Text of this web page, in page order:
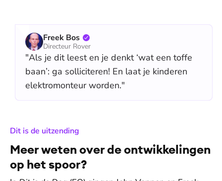
Freek Bos
Directeur Rover
"Als je dit leest en je denkt ‘wat een toffe
baan’: ga solliciteren! En laat je kinderen
elektromonteur worden."
Dit is de uitzending
Meer weten over de ontwikkelingen
op het spoor?